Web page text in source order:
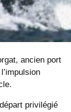
ancien port
privilégié